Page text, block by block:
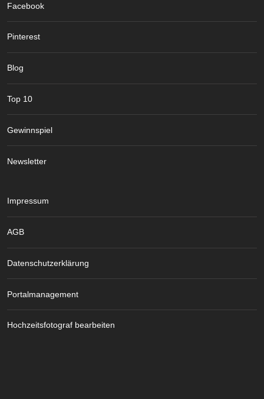
Facebook
Pinterest
Blog
Top 10
Gewinnspiel
Newsletter
Impressum
AGB
Datenschutzerklärung
Portalmanagement
Hochzeitsfotograf bearbeiten